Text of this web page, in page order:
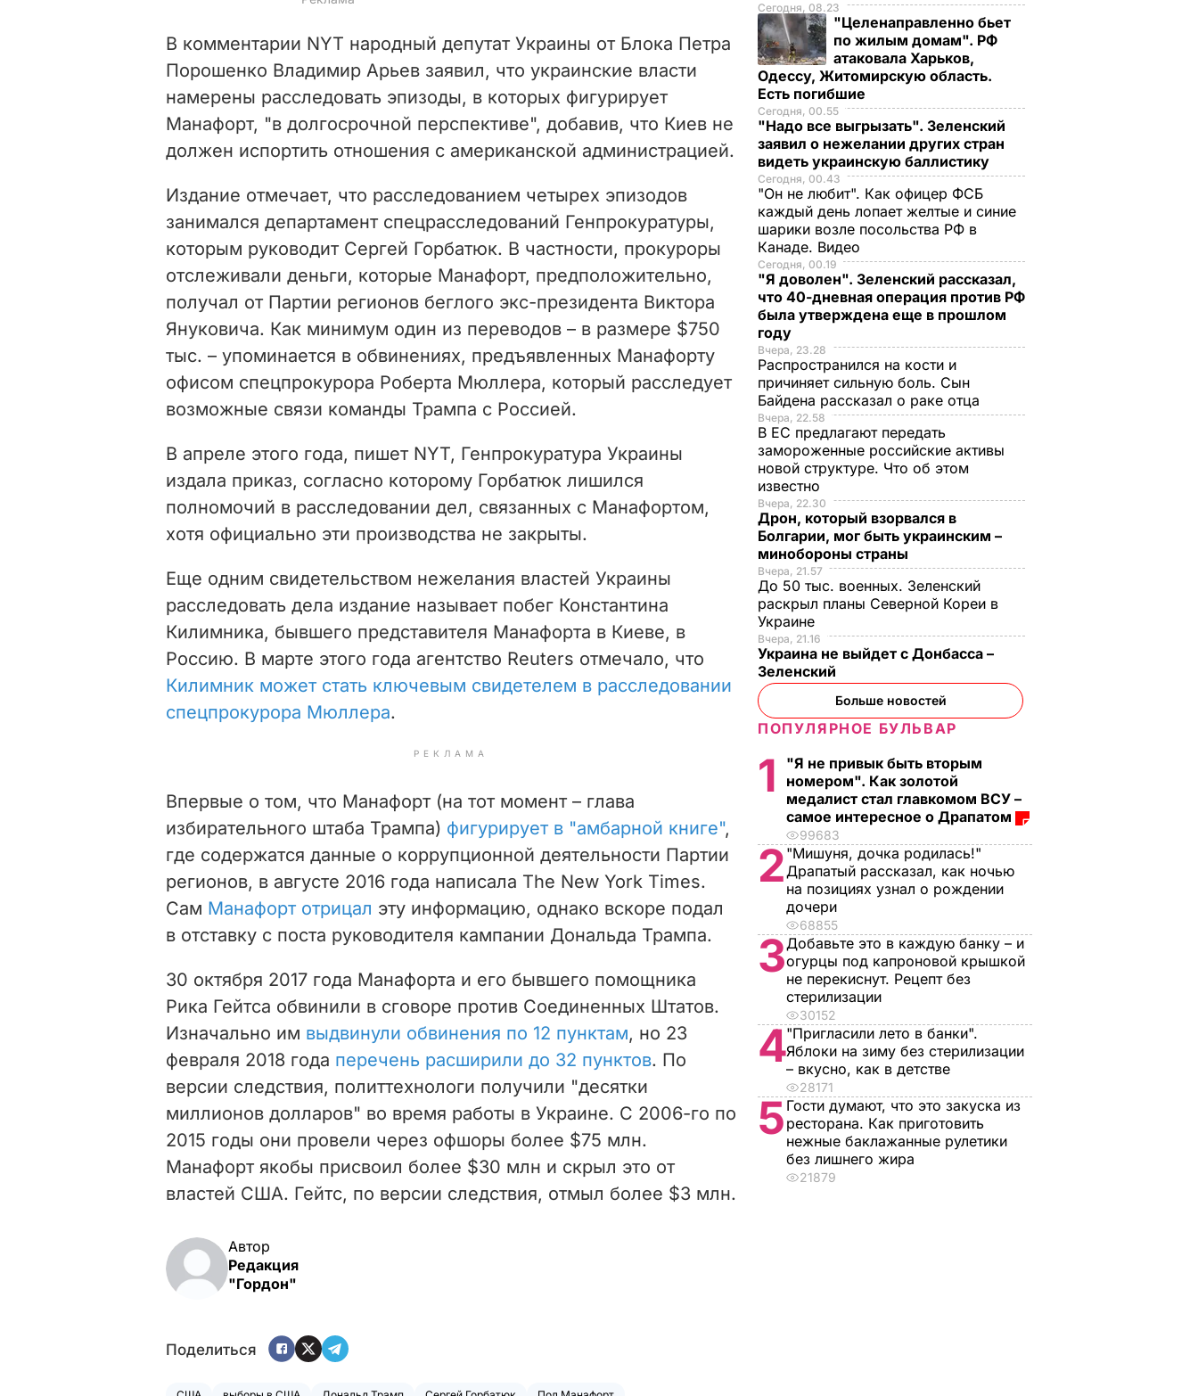
В комментарии NYT народный депутат Украины от Блока Петра
Порошенко Владимир Арьев заявил, что украинские власти
намерены расследовать эпизоды, в которых фигурирует
Манафорт, "в долгосрочной перспективе", добавив, что Киев не
должен испортить отношения с американской администрацией.
Издание отмечает, что расследованием четырех эпизодов
занимался департамент спецрасследований Генпрокуратуры,
которым руководит Сергей Горбатюк. В частности, прокуроры
отслеживали деньги, которые Манафорт, предположительно,
получал от Партии регионов беглого экс-президента Виктора
Януковича. Как минимум один из переводов – в размере $750
тыс. – упоминается в обвинениях, предъявленных Манафорту
офисом спецпрокурора Роберта Мюллера, который расследует
возможные связи команды Трампа с Россией.
В апреле этого года, пишет NYT, Генпрокуратура Украины
издала приказ, согласно которому Горбатюк лишился
полномочий в расследовании дел, связанных с Манафортом,
хотя официально эти производства не закрыты.
Еще одним свидетельством нежелания властей Украины
расследовать дела издание называет побег Константина
Килимника, бывшего представителя Манафорта в Киеве, в
Россию. В марте этого года агентство Reuters отмечало, что
Килимник может стать ключевым свидетелем в расследовании
спецпрокурора Мюллера.
РЕКЛАМА
Впервые о том, что Манафорт (на тот момент – глава
избирательного штаба Трампа) фигурирует в "амбарной книге",
где содержатся данные о коррупционной деятельности Партии
регионов, в августе 2016 года написала The New York Times.
Сам Манафорт отрицал эту информацию, однако вскоре подал
в отставку с поста руководителя кампании Дональда Трампа.
30 октября 2017 года Манафорта и его бывшего помощника
Рика Гейтса обвинили в сговоре против Соединенных Штатов.
Изначально им выдвинули обвинения по 12 пунктам, но 23
февраля 2018 года перечень расширили до 32 пунктов. По
версии следствия, политтехнологи получили "десятки
миллионов долларов" во время работы в Украине. С 2006-го по
2015 годы они провели через офшоры более $75 млн.
Манафорт якобы присвоил более $30 млн и скрыл это от
властей США. Гейтс, по версии следствия, отмыл более $3 млн.
Автор
Редакция
"Гордон"
Поделиться
Сегодня, 08.23
"Целенаправленно бьет
по жилым домам". РФ
атаковала Харьков,
Одессу, Житомирскую область.
Есть погибшие
Сегодня, 00.55
"Надо все выгрызать". Зеленский
заявил о нежелании других стран
видеть украинскую баллистику
Сегодня, 00.43
"Он не любит". Как офицер ФСБ
каждый день лопает желтые и синие
шарики возле посольства РФ в
Канаде. Видео
Сегодня, 00.19
"Я доволен". Зеленский рассказал,
что 40-дневная операция против РФ
была утверждена еще в прошлом
году
Вчера, 23.28
Распространился на кости и
причиняет сильную боль. Сын
Байдена рассказал о раке отца
Вчера, 22.58
В ЕС предлагают передать
замороженные российские активы
новой структуре. Что об этом
известно
Вчера, 22.30
Дрон, который взорвался в
Болгарии, мог быть украинским –
минобороны страны
Вчера, 21.57
До 50 тыс. военных. Зеленский
раскрыл планы Северной Кореи в
Украине
Вчера, 21.16
Украина не выйдет с Донбасса –
Зеленский
Больше новостей
ПОПУЛЯРНОЕ БУЛЬВАР
1
"Я не привык быть вторым
номером". Как золотой
медалист стал главкомом ВСУ –
самое интересное о Драпатом
99683
2 "Мишуня, дочка родилась!"
Драпатый рассказал, как ночью
на позициях узнал о рождении
дочери
68855
3Добавьте это в каждую банку – и
огурцы под капроновой крышкой
не перекиснут. Рецепт без
стерилизации
30152
4"Пригласили лето в банки".
Яблоки на зиму без стерилизации
– вкусно, как в детстве
28171
5 Гости думают, что это закуска из
ресторана. Как приготовить
нежные баклажанные рулетики
без лишнего жира
21879